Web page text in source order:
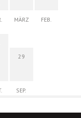
MÄRZ FEB.
29
SEP.